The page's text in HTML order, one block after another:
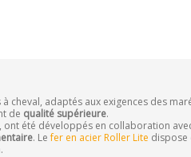
cheval, adaptés aux exigences des
de qualité supérieure.
, ont été développés en collaboration
. Lefer en acier Roller Lite dispose